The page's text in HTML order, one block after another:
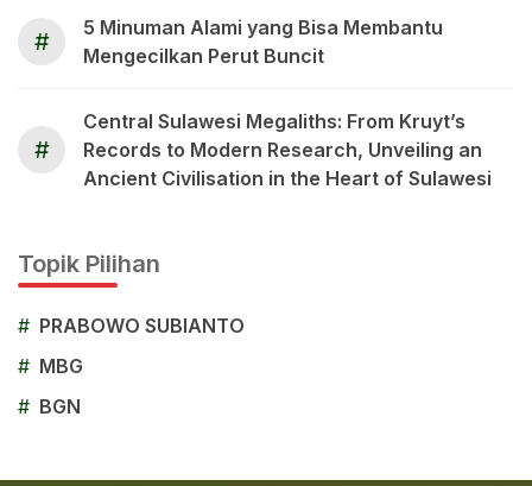
#
5 Minuman Alami yang Bisa Membantu
Mengecilkan Perut Buncit
#
Central Sulawesi Megaliths: From Kruyt’s
Records to Modern Research, Unveiling an
Ancient Civilisation in the Heart of Sulawesi
Topik Pilihan
# PRABOWO SUBIANTO
# MBG
# BGN